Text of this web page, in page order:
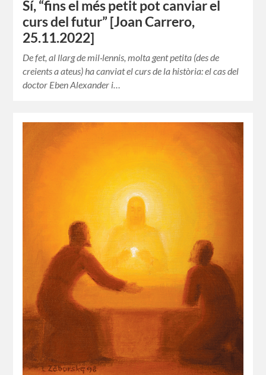
Sí, “fins el més petit pot canviar el
curs del futur” [Joan Carrero,
25.11.2022]
De fet, al llarg de mil·lennis, molta gent petita (des de
creients a ateus) ha canviat el curs de la història: el cas del
doctor Eben Alexander i…